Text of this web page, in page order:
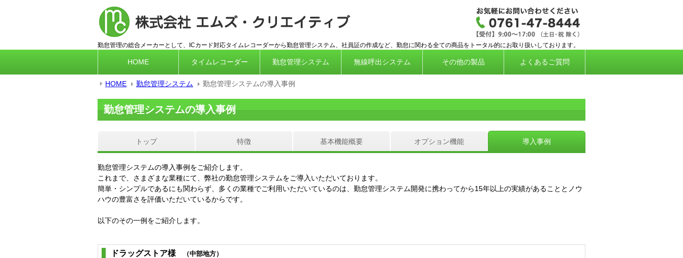
ICカード対応タイムレコーダー、勤怠管理システムなら
勤怠管理の総合メーカーとして、ICカード対応タイムレコーダーから勤怠管理システム、社員証の作成など、勤怠に関わる全ての商品をトータル的にお取り扱いしております。
HOME タイムレコーダー 勤怠管理システム 無線呼出システム その他の製品 よくあるご質問
HOME 勤怠管理システム 勤怠管理システムの導入事例
勤怠管理システムの導入事例
トップ 特徴 基本機能概要 オプション機能 導入事例
勤怠管理システムの導入事例をご紹介します。
これまで、さまざまな業種にて、弊社の勤怠管理システムをご導入いただいております。
簡単・シンプルであるにも関わらず、多くの業種でご利用いただいているのは、勤怠管理システム開発に携わってから15年以上の実績があることとノウ
ハウの豊富さを評価いただいているからです。
以下のその一例をご紹介します。
ドラッグストア様 （中部地方）